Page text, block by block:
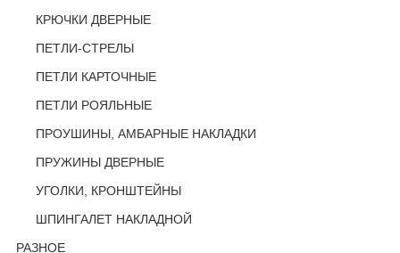
КРЮЧКИ ДВЕРНЫЕ
ПЕТЛИ-СТРЕЛЫ
ПЕТЛИ КАРТОЧНЫЕ
ПЕТЛИ РОЯЛЬНЫЕ
ПРОУШИНЫ, АМБАРНЫЕ НАКЛАДКИ
ПРУЖИНЫ ДВЕРНЫЕ
УГОЛКИ, КРОНШТЕЙНЫ
ШПИНГАЛЕТ НАКЛАДНОЙ
РАЗНОЕ